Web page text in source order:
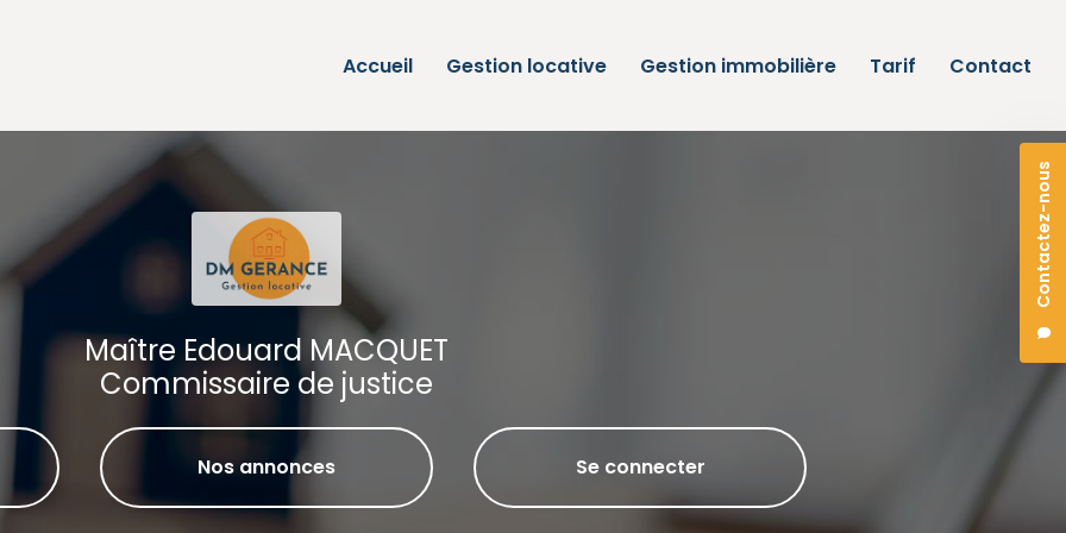
Contactez-nous
Accueil
Gestion locative Gestion immobilière Tarif Contact
Maître Edouard MACQUET
Commissaire de justice
Nos annonces Se connecter